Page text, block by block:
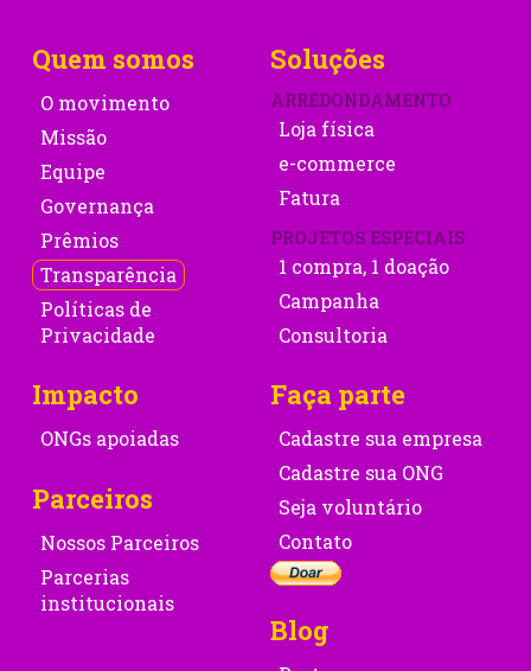
Quem somos
O movimento
Missão
Equipe
Governança
Prêmios
Transparência
Políticas de
Privacidade
Soluções
ARREDONDAMENTO
Loja física
e-commerce
Fatura
PROJETOS ESPECIAIS
1 compra, 1 doação
Campanha
Consultoria
Impacto
ONGs apoiadas
Parceiros
Nossos Parceiros
Parcerias
institucionais
Faça parte
Cadastre sua empresa
Cadastre sua ONG
Seja voluntário
Contato
Blog